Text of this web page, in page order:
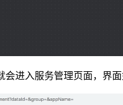
会进入服务管理页面，界面